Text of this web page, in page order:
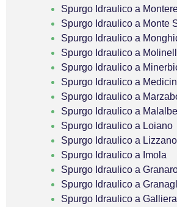
Spurgo Idraulico a
Spurgo Idraulico a Monte
Spurgo Idraulico a
Spurgo Idraulico a
Spurgo Idraulico a
Spurgo Idraulico a
Spurgo Idraulico a
Spurgo Idraulico a
Spurgo Idraulico a Loiano
Spurgo Idraulico a
Spurgo Idraulico a Imola
Spurgo Idraulico a
Spurgo Idraulico a
Spurgo Idraulico a Galliera